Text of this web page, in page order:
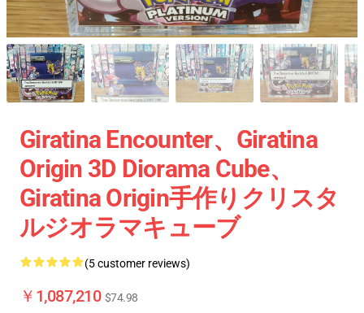
Giratina Encounter、Giratina
Origin 3D Diorama Cube、
Giratina Origin手作りクリスタ
ルジオラマキューブ
(5 customer reviews)
￥1,087,210 $74.98